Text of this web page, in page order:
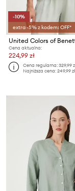
-10%
extra -5% z kodem: OFF*
Cena aktualna:
224,99 zł
Cena regularna:329,99
Najniższa cena:249,99 zł